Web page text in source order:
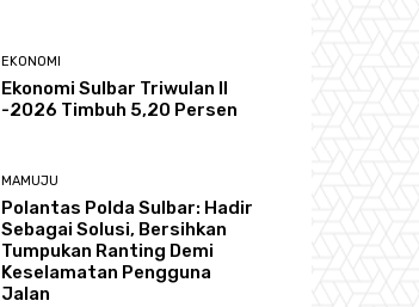
EKONOMI
Ekonomi Sulbar Triwulan II
-2026 Timbuh 5,20 Persen
MAMUJU
Polantas Polda Sulbar: Hadir
Sebagai Solusi, Bersihkan
Tumpukan Ranting Demi
Keselamatan Pengguna
Jalan